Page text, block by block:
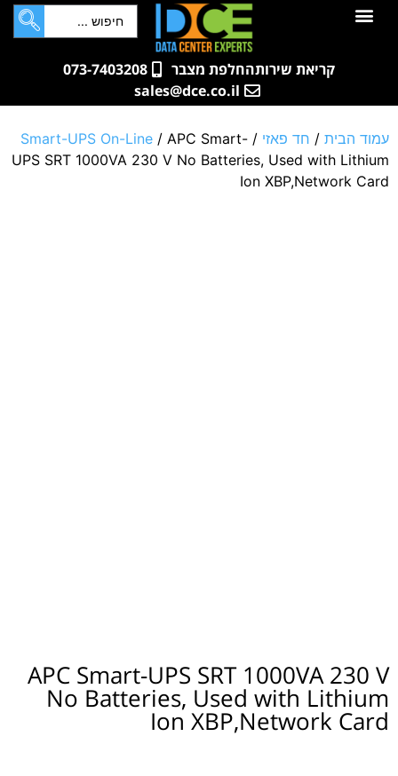
לתוכן
קריאת שירותהחלפת מצבר
073-7403208
sales@dce.co.il
עמוד הבית / חד פאזי /
Smart-UPS On-Line / APC Smart-
UPS SRT 1000VA 230 V No Batteries, Used with Lithium
Ion XBP,Network Card
APC Smart-UPS SRT 1000VA 230 V
No Batteries, Used with Lithium
Ion XBP,Network Card